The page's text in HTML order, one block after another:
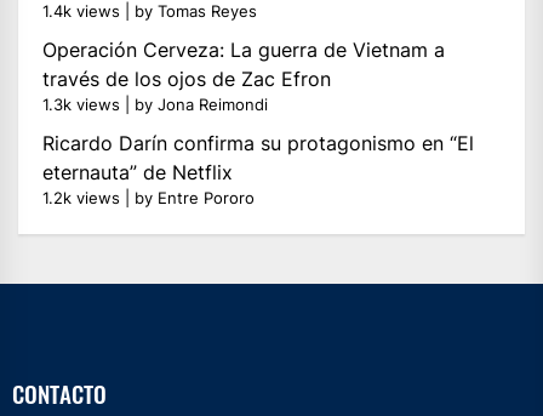
1.4k views by Tomas Reyes
Operación Cerveza: La guerra de Vietnam a
través de los ojos de Zac Efron
1.3k views by Jona Reimondi
Ricardo Darín confirma su protagonismo en “El
eternauta” de Netflix
1.2k views by Entre Pororo
CONTACTO